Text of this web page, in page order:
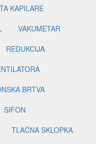
KAPILARE
VAKUMETAR
REDUKCIJA
BRTVA
SIFON
TLAČNA SKLOPKA